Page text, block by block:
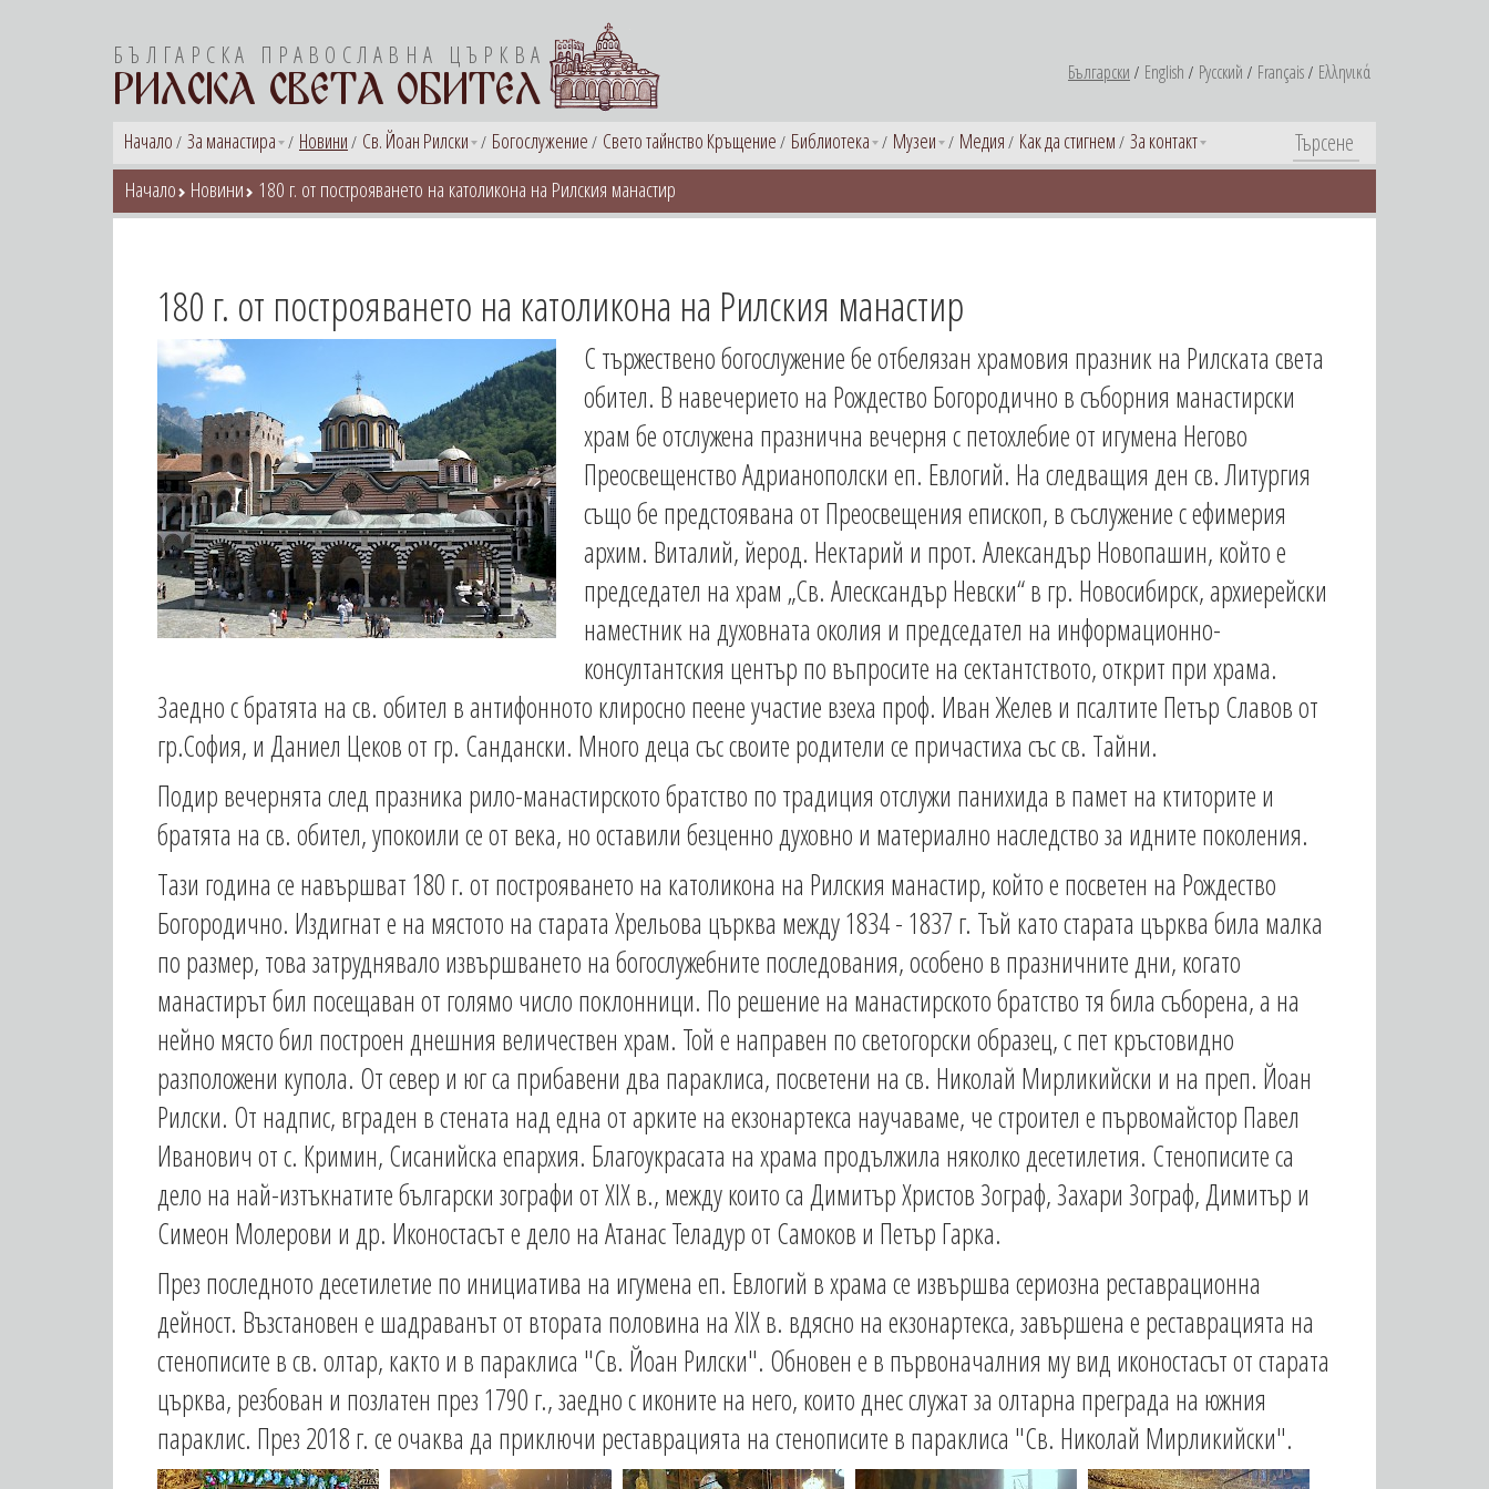
БЪЛГАРСКА ПРАВОСЛАВНА ЦЪРКВА
РИЛСКА СВЕТА ОБИТЕЛ Български English Русский Français Ελληνικά
Начало За манастира Новини Св. Йоан Рилски Богослужение Свето тайнство Кръщение Библиотека Музеи Медия Как да стигнем За контакт
Начало Новини 180 г. от построяването на католикона на Рилския манастир
180 г. от построяването на католикона на Рилския манастир
С тържествено богослужение бе отбелязан храмовия празник на Рилската света
обител. В навечерието на Рождество Богородично в съборния манастирски
храм бе отслужена празнична вечерня с петохлебие от игумена Негово
Преосвещенство Адрианополски еп. Евлогий. На следващия ден св. Литургия
също бе предстоявана от Преосвещения епископ, в съслужение с ефимерия
архим. Виталий, йерод. Нектарий и прот. Александър Новопашин, който е
председател на храм „Св. Алесксандър Невски“ в гр. Новосибирск, архиерейски
наместник на духовната околия и председател на информационно-
консултантския център по въпросите на сектантството, открит при храма.
Заедно с братята на св. обител в антифонното клиросно пеене участие взеха проф. Иван Желев и псалтите Петър Славов от
гр.София, и Даниел Цеков от гр. Сандански. Много деца със своите родители се причастиха със св. Тайни.
Подир вечернята след празника рило-манастирското братство по традиция отслужи панихида в памет на ктиторите и
братята на св. обител, упокоили се от века, но оставили безценно духовно и материално наследство за идните поколения.
Тази година се навършват 180 г. от построяването на католикона на Рилския манастир, който е посветен на Рождество
Богородично. Издигнат е на мястото на старата Хрельова църква между 1834 - 1837 г. Тъй като старата църква била малка
по размер, това затруднявало извършването на богослужебните последования, особено в празничните дни, когато
манастирът бил посещаван от голямо число поклонници. По решение на манастирското братство тя била съборена, а на
нейно място бил построен днешния величествен храм. Той е направен по светогорски образец, с пет кръстовидно
разположени купола. От север и юг са прибавени два параклиса, посветени на св. Николай Мирликийски и на преп. Йоан
Рилски. От надпис, вграден в стената над една от арките на екзонартекса научаваме, че строител е първомайстор Павел
Иванович от с. Кримин, Сисанийска епархия. Благоукрасата на храма продължила няколко десетилетия. Стенописите са
дело на най-изтъкнатите български зографи от ХІХ в., между които са Димитър Христов Зограф, Захари Зограф, Димитър и
Симеон Молерови и др. Иконостасът е дело на Атанас Теладур от Самоков и Петър Гарка.
През последното десетилетие по инициатива на игумена еп. Евлогий в храма се извършва сериозна реставрационна
дейност. Възстановен е шадраванът от втората половина на ХІХ в. вдясно на екзонартекса, завършена е реставрацията на
стенописите в св. олтар, както и в параклиса "Св. Йоан Рилски". Обновен е в първоначалния му вид иконостасът от старата
църква, резбован и позлатен през 1790 г., заедно с иконите на него, които днес служат за олтарна преграда на южния
параклис. През 2018 г. се очаква да приключи реставрацията на стенописите в параклиса "Св. Николай Мирликийски".